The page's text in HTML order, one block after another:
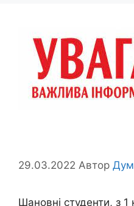
29.03.2022 Автор
Шановні студенти, з 1